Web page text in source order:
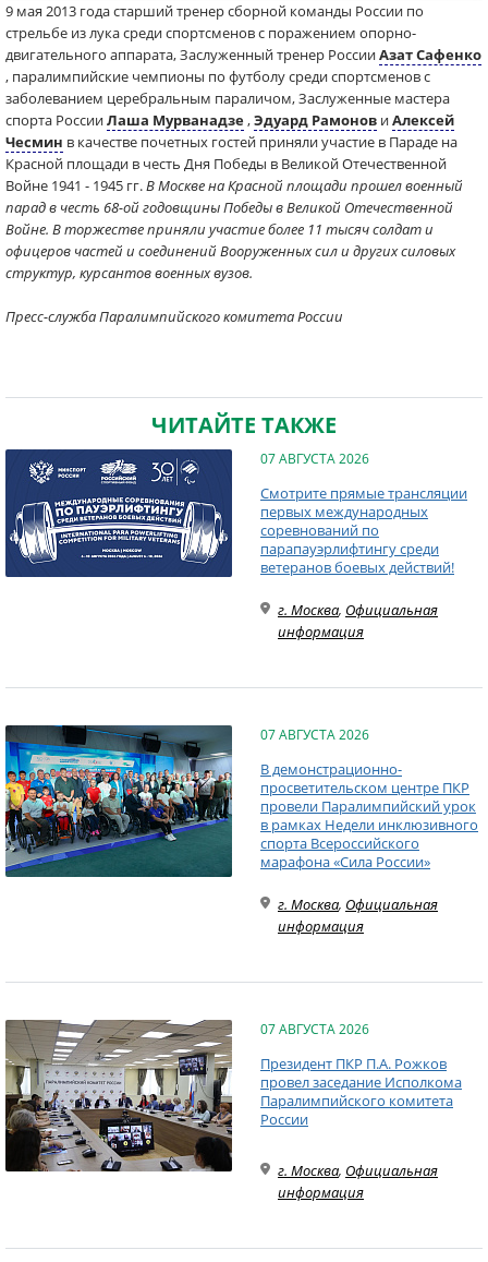
9 мая 2013 года старший тренер сборной команды России по
стрельбе из лука среди спортсменов с поражением опорно-
двигательного аппарата, Заслуженный тренер РоссииАзат Сафенко
, паралимпийские чемпионы по футболу среди спортсменов с
заболеванием церебральным параличом, Заслуженные мастера
спорта РоссииЛаша Мурванадзе,Эдуард Рамонов иАлексей
Чесмин в качестве почетных гостей приняли участие в Параде на
Красной площади в честь Дня Победы в Великой Отечественной
Войне 1941 - 1945 гг.В Москве на Красной площади прошел военный
парад в честь 68-ой годовщины Победы в Великой Отечественной
Войне. В торжестве приняли участие более 11 тысяч солдат и
офицеров частей и соединений Вооруженных сил и других силовых
структур, курсантов военных вузов.
Пресс-служба Паралимпийского комитета России
ЧИТАЙТЕ ТАКЖЕ
07 АВГУСТА 2026
Смотрите прямые трансляции
первых международных
соревнований по
парапауэрлифтингу среди
ветеранов боевых действий!
г. Москва, Официальная
информация
07 АВГУСТА 2026
В демонстрационно-
просветительском центре ПКР
провели Паралимпийский урок
в рамках Недели инклюзивного
спорта Всероссийского
марафона «Сила России»
г. Москва, Официальная
информация
07 АВГУСТА 2026
Президент ПКР П.А. Рожков
провел заседание Исполкома
Паралимпийского комитета
России
г. Москва, Официальная
информация